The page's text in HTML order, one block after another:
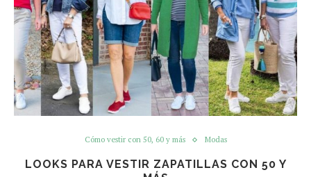
Cómo vestir con 50, 60 y más Modas
LOOKS PARA VESTIR ZAPATILLAS CON 50 Y